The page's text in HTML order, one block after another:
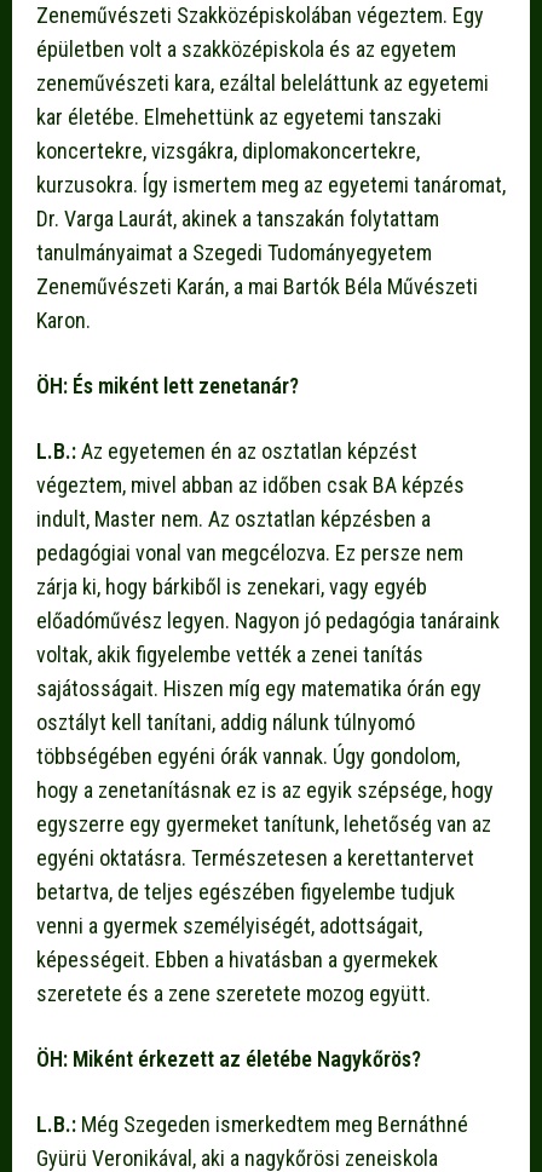
Zeneművészeti Szakközépiskolában végeztem. Egy
épületben volt a szakközépiskola és az egyetem
zeneművészeti kara, ezáltal beleláttunk az egyetemi
kar életébe. Elmehettünk az egyetemi tanszaki
koncertekre, vizsgákra, diplomakoncertekre,
kurzusokra. Így ismertem meg az egyetemi tanáromat,
Dr. Varga Laurát, akinek a tanszakán folytattam
tanulmányaimat a Szegedi Tudományegyetem
Zeneművészeti Karán, a mai Bartók Béla Művészeti
Karon.
ÖH: És miként lett zenetanár?
L.B.:Az egyetemen én az osztatlan képzést
végeztem, mivel abban az időben csak BA képzés
indult, Master nem. Az osztatlan képzésben a
pedagógiai vonal van megcélozva. Ez persze nem
zárja ki, hogy bárkiből is zenekari, vagy egyéb
előadóművész legyen. Nagyon jó pedagógia tanáraink
voltak, akik figyelembe vették a zenei tanítás
sajátosságait. Hiszen míg egy matematika órán egy
osztályt kell tanítani, addig nálunk túlnyomó
többségében egyéni órák vannak. Úgy gondolom,
hogy a zenetanításnak ez is az egyik szépsége, hogy
egyszerre egy gyermeket tanítunk, lehetőség van az
egyéni oktatásra. Természetesen a kerettantervet
betartva, de teljes egészében figyelembe tudjuk
venni a gyermek személyiségét, adottságait,
képességeit. Ebben a hivatásban a gyermekek
szeretete és a zene szeretete mozog együtt.
ÖH: Miként érkezett az életébe Nagykőrös?
L.B.: Még Szegeden ismerkedtem meg Bernáthné
Gyürü Veronikával, aki a nagykőrösi zeneiskola